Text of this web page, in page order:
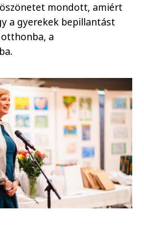
mondott, amiért
a gyerekek bepillantást
a